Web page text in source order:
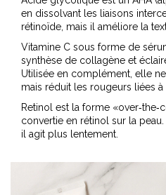
en dissolvant les liaisons
rétinoïde, mais il améliore la
Vitamine C sous forme de
synthèse de collagène et
Utilisée en complément, elle
mais réduit les rougeurs liées à
Retinol est la forme
convertie en rétinol sur la peau
il agit plus lentement.